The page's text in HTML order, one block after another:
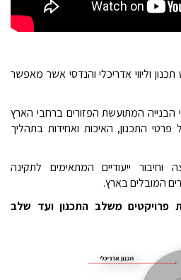
וליווי אדריכלי והנדסי אשר מאפשר
הבנייה המתועשת הפזורים ברחבי הארץ
התכנון, האיכות ואחידות בתהליך
וחיבור ייעודיים המתאימים לתקינה
המובלים בארץ.
פרויקטים משלב התכנון ועד שלב